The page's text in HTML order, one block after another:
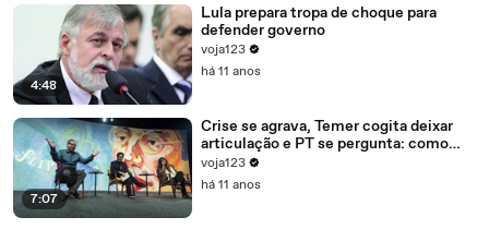
4:48
Lula prepara tropa de choque para
defender governo
voja123
há 11 anos
7:07
Crise se agrava, Temer cogita deixar
articulação e PT se pergunta: como
recompor o governo?
voja123
há 11 anos